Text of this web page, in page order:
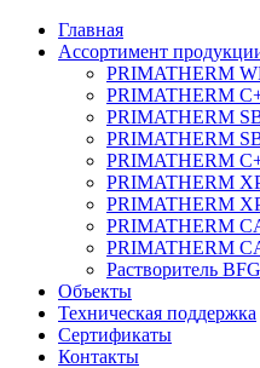
Главная
Ассортимент
PRIMATHERM
PRIMATHERM
PRIMATHERM
PRIMATHERM
PRIMATHERM
PRIMATHERM
PRIMATHERM
PRIMATHERM
PRIMATHERM
Растворитель
Объекты
Техническая поддержка
Сертификаты
Контакты